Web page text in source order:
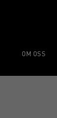
OM OSS